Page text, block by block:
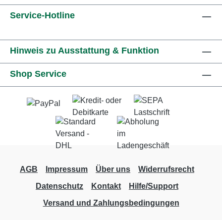
Service-Hotline
Hinweis zu Ausstattung & Funktion
Shop Service
AGB Impressum Über uns
Widerrufsrecht
Datenschutz
Kontakt
Hilfe/Support
Versand und Zahlungsbedingungen